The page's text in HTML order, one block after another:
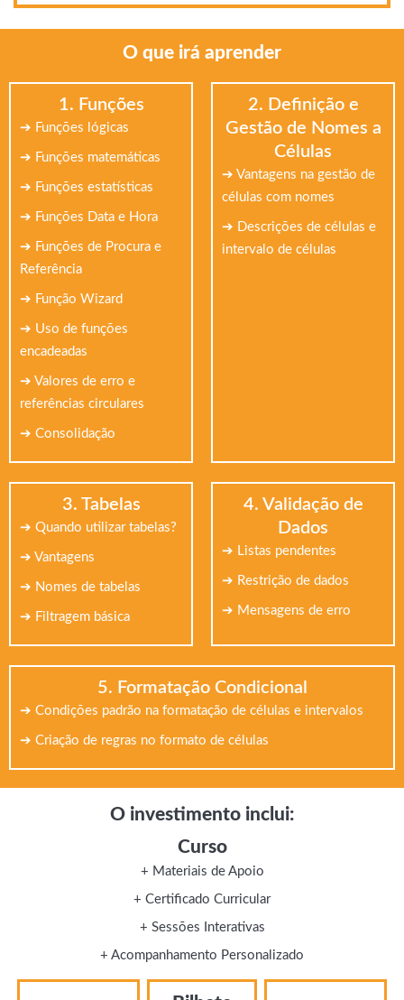
O que irá aprender
1. Funções
➔ Funções lógicas
➔ Funções matemáticas
➔ Funções estatísticas
➔ Funções Data e Hora
➔ Funções de Procura e
Referência
➔ Função Wizard
➔ Uso de funções
encadeadas
➔ Valores de erro e
referências circulares
➔ Consolidação
2. Definição e
Gestão de Nomes a
Células
➔ Vantagens na gestão de
células com nomes
➔ Descrições de células e
intervalo de células
3. Tabelas
➔ Quando utilizar tabelas?
➔ Vantagens
➔ Nomes de tabelas
➔ Filtragem básica
4. Validação de
Dados
➔ Listas pendentes
➔ Restrição de dados
➔ Mensagens de erro
5. Formatação Condicional
➔ Condições padrão na formatação de células e intervalos
➔ Criação de regras no formato de células
O investimento inclui:
Curso
+ Materiais de Apoio
+ Certificado Curricular
+ Sessões Interativas
+ Acompanhamento Personalizado